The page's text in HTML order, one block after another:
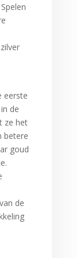
eerste
de
ze het
betere
goud
de